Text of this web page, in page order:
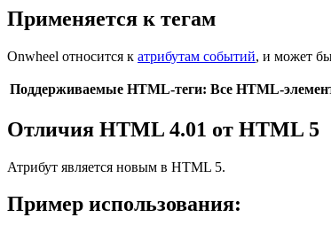
Применяется к тегам
Onwheel относится к атрибутам событий, и может
Поддерживаемые HTML-теги: Все HTML-
Отличия HTML 4.01 от HTML 5
Атрибут является новым в HTML 5.
Пример использования: